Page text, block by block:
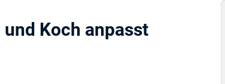
Koch anpasst